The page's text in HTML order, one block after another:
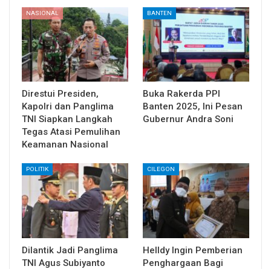
NASIONAL
Direstui Presiden,
Kapolri dan Panglima
TNI Siapkan Langkah
Tegas Atasi Pemulihan
Keamanan Nasional
BANTEN
Buka Rakerda PPI
Banten 2025, Ini Pesan
Gubernur Andra Soni
POLITIK
Dilantik Jadi Panglima
TNI Agus Subiyanto
CILEGON
Helldy Ingin Pemberian
Penghargaan Bagi